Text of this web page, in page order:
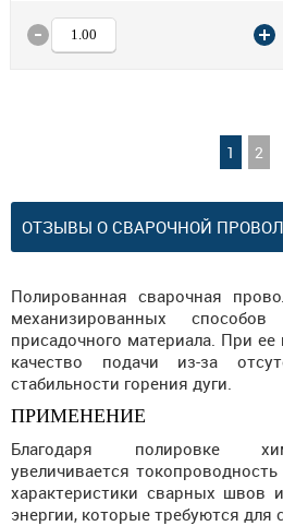
1 2
ОТЗЫВЫ О СВАРОЧНОЙ
Полированная сварочная
механизированных
присадочного материала. При
качество подачи из-за
стабильности горения дуги.
ПРИМЕНЕНИЕ
Благодаря полировке
увеличивается
характеристики сварных швов
энергии, которые требуются для